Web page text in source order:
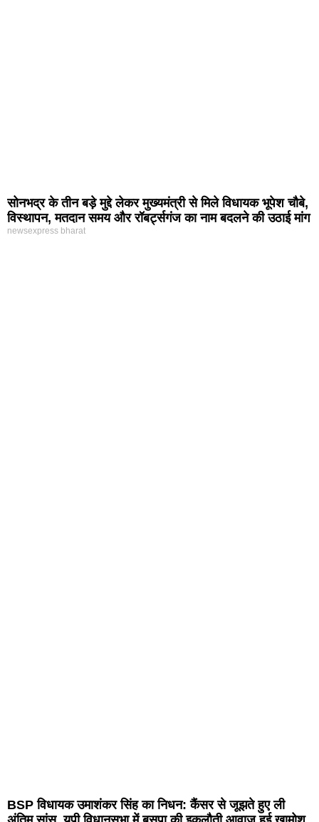
सोनभद्र के तीन बड़े मुद्दे लेकर मुख्यमंत्री से मिले विधायक भूपेश चौबे,
विस्थापन, मतदान समय और रॉबर्ट्सगंज का नाम बदलने की उठाई मांग
newsexpress bharat
BSP विधायक उमाशंकर सिंह का निधन: कैंसर से जूझते हुए ली